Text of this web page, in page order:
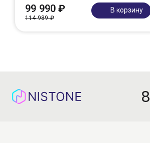
99 990 ₽
114 989 ₽
В корзину